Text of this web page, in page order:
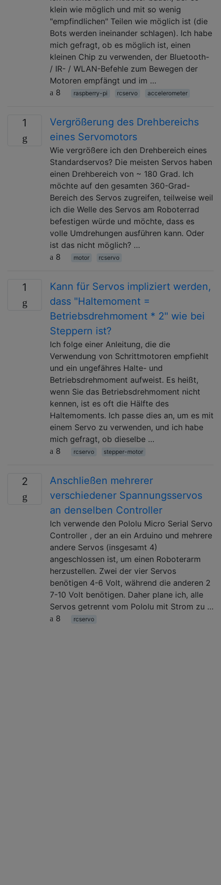
klein wie möglich und mit so wenig
"empfindlichen" Teilen wie möglich ist (die
Bots werden ineinander schlagen). Ich habe
mich gefragt, ob es möglich ist, einen
kleinen Chip zu verwenden, der Bluetooth-
/ IR- / WLAN-Befehle zum Bewegen der
Motoren empfängt und im …
8
raspberry-pi rcservo accelerometer
1
Vergrößerung des Drehbereichs
eines Servomotors
Wie vergrößere ich den Drehbereich eines
Standardservos? Die meisten Servos haben
einen Drehbereich von ~ 180 Grad. Ich
möchte auf den gesamten 360-Grad-
Bereich des Servos zugreifen, teilweise weil
ich die Welle des Servos am Roboterrad
befestigen würde und möchte, dass es
volle Umdrehungen ausführen kann. Oder
ist das nicht möglich? …
8
motor rcservo
1
Kann für Servos impliziert werden,
dass "Haltemoment =
Betriebsdrehmoment * 2" wie bei
Steppern ist?
Ich folge einer Anleitung, die die
Verwendung von Schrittmotoren empfiehlt
und ein ungefähres Halte- und
Betriebsdrehmoment aufweist. Es heißt,
wenn Sie das Betriebsdrehmoment nicht
kennen, ist es oft die Hälfte des
Haltemoments. Ich passe dies an, um es mit
einem Servo zu verwenden, und ich habe
mich gefragt, ob dieselbe …
8
rcservo stepper-motor
2
Anschließen mehrerer
verschiedener Spannungsservos
an denselben Controller
Ich verwende den Pololu Micro Serial Servo
Controller , der an ein Arduino und mehrere
andere Servos (insgesamt 4)
angeschlossen ist, um einen Roboterarm
herzustellen. Zwei der vier Servos
benötigen 4-6 Volt, während die anderen 2
7-10 Volt benötigen. Daher plane ich, alle
Servos getrennt vom Pololu mit Strom zu …
8
rcservo